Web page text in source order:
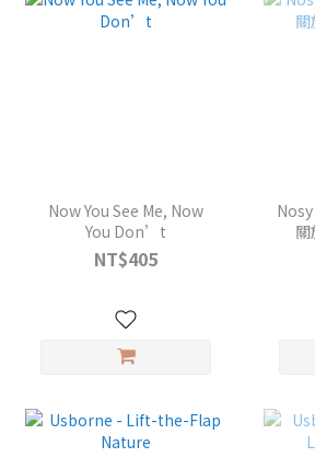
Now You See Me, Now
You Don’t
NT$405
Nosy